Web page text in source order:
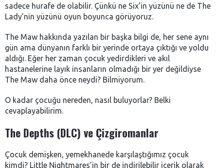
sadece hurafe de olabilir. Çünkü ne Six’in yüzünü ne de The
Lady’nin yüzünü oyun boyunca görüyoruz.
The Maw hakkında yazılan bir başka bilgi de, her sene aynı
gün ama dünyanın farklı bir yerinde ortaya çıktığı ve yoldu
aldığı. Eğer her zaman çocuk yedirdikleri ve akıl
hastanelerine layık insanların olmadığı bir yer değildiyse
The Maw daha önce neydi? Bilmiyorum.
O kadar çocuğu nereden, nasıl buluyorlar? Belki
cevaplayabilirim.
The Depths (DLC) ve Çizgiromanlar
Çocuk demişken, yemekhanede karşılaştığımız çocuk
kimdi? Little Nightmares’in bir de indirilebilir içerik olarak